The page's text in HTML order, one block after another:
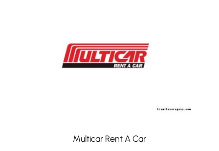
Multicar Rent A Car